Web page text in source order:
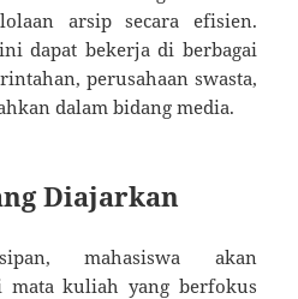
arsip secara efisien.
dapat bekerja di berbagai
perusahaan swasta,
dalam bidang media.
Diajarkan
mahasiswa akan
mata kuliah yang berfokus